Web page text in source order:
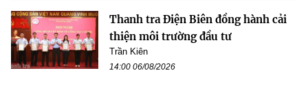
Thanh tra Điện Biên đồng hành cải
thiện môi trường đầu tư
Trần Kiên
14:00 06/08/2026